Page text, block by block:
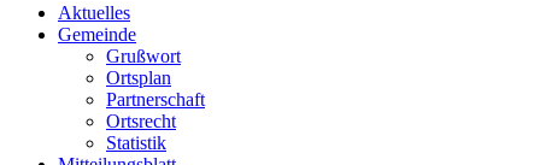
Aktuelles
Gemeinde
Grußwort
Ortsplan
Partnerschaft
Ortsrecht
Statistik